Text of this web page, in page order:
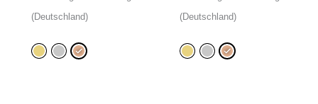
(Deutschland)
(Deutschland)